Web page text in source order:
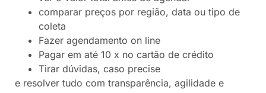
comparar preços por região, data ou tipo de
coleta
Fazer agendamento on line
Pagar em até 10 x no cartão de crédito
Tirar dúvidas, caso precise
e resolver tudo com transparência, agilidade e